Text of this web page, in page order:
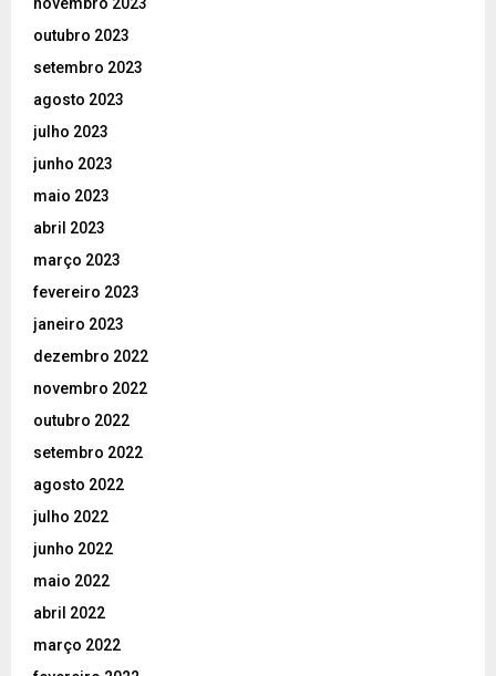
outubro 2023
setembro 2023
agosto 2023
julho 2023
junho 2023
maio 2023
abril 2023
março 2023
fevereiro 2023
janeiro 2023
dezembro 2022
novembro 2022
outubro 2022
setembro 2022
agosto 2022
julho 2022
junho 2022
maio 2022
abril 2022
março 2022